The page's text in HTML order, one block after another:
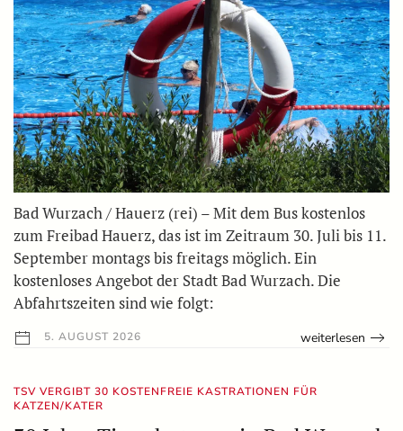
Bad Wurzach / Hauerz (rei) – Mit dem Bus kostenlos
zum Freibad Hauerz, das ist im Zeitraum 30. Juli bis 11.
September montags bis freitags möglich. Ein
kostenloses Angebot der Stadt Bad Wurzach. Die
Abfahrtszeiten sind wie folgt:
5. AUGUST 2026 weiterlesen
TSV VERGIBT 30 KOSTENFREIE KASTRATIONEN FÜR
KATZEN/KATER